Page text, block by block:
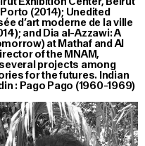
(2014); Unedited
d’art moderne de la ville
and Dia al-Azzawi: A
at Mathaf and Al
of the MNAM,
projects among
for the futures. Indian
: Pago Pago (1960-1969)